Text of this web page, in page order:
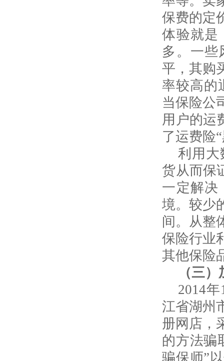
保费的定
体验就是
多。一些
平，其购
率较高的
当保险公
用户的运
了运费险
利用大
货从而保
一定解决
境。较少
间。从整
保险行业
其他保险
（三
2014年
江省湖州
册网店，
的方法骗
骗保师”